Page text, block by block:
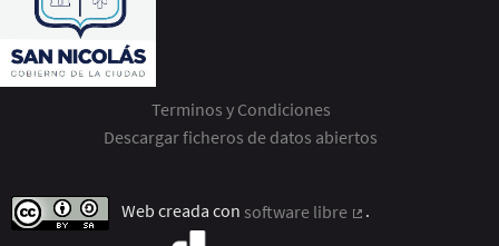
Terminos y Condiciones
Descargar ficheros de datos abiertos
Web creada con software libre
.